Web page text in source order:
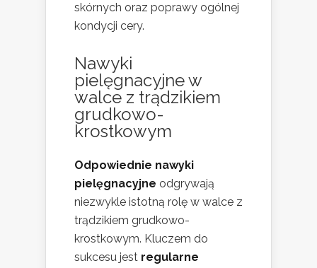
skórnych oraz poprawy ogólnej
kondycji cery.
Nawyki
pielęgnacyjne w
walce z trądzikiem
grudkowo-
krostkowym
Odpowiednie nawyki
pielęgnacyjne odgrywają
niezwykle istotną rolę w walce z
trądzikiem grudkowo-
krostkowym. Kluczem do
sukcesu jest regularne